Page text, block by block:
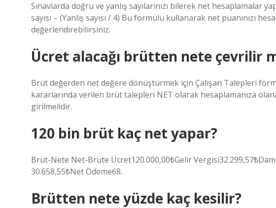
Sınavlarda doğru ve yanlış sayılarınızı bilerek net hesaplamalar
sayısı – (Yanlış sayısı / 4) Bu formülü kullanarak net puanınızı
değerlendirebilirsiniz.
Ücret alacağı brütten nete çevrilir
Brüt değerden net değere dönüştürmek için Çalışan Talepleri
kararlarında verilen brüt talepleri NET olarak hesaplamanıza
girilmelidir.
120 bin brüt kaç net yapar?
Brüt-Nete Net-Brüte Ücret120.000,00₺Gelir
30.658,55₺Net Ödeme68.
Brütten nete yüzde kaç kesilir?